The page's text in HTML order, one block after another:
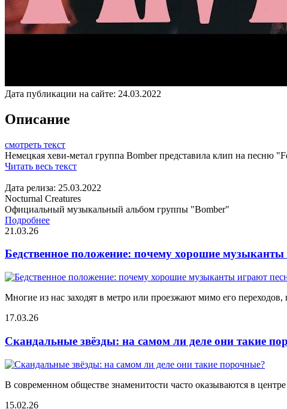
Дата публикации на сайте: 24.03.2022
Описание
смотреть текст
Немецкая хеви-метал группа Bomber представила клип на песню
Читать весь текст
Дата релиза: 25.03.2022
Nocturnal Creatures
Официальный музыкальный альбом группы "Bomber"
Подробнее
21.03.26
Бедственное положение: почему хорошие музыканты
Многие из нас заходят в метро или проезжают мимо его
17.03.26
Скандальные звёзды: на самом ли деле они такие
В современном обществе знаменитости часто оказываются в
15.02.26